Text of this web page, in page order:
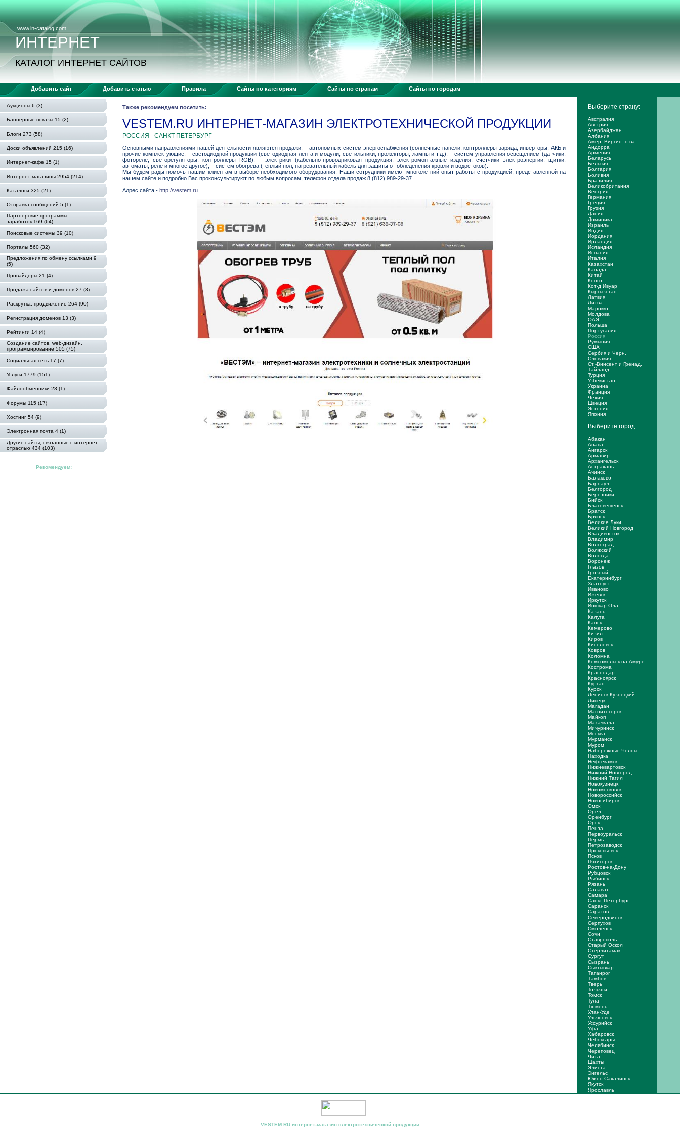
www.in-catalog.com
ИНТЕРНЕТ
КАТАЛОГ ИНТЕРНЕТ САЙТОВ
Добавить сайт Добавить статью Правила Сайты по категориям Сайты по странам Сайты по городам
Аукционы 6 (3)
Баннерные показы 15 (2)
Блоги 273 (58)
Доски объявлений 215 (16)
Интернет-кафе 15 (1)
Интернет-магазины 2954 (214)
Каталоги 325 (21)
Отправка сообщений 5 (1)
Партнерские программы,
заработок 169 (64)
Поисковые системы 39 (10)
Порталы 560 (32)
Предложения по обмену ссылками 9
(5)
Провайдеры 21 (4)
Продажа сайтов и доменов 27 (3)
Раскрутка, продвижение 264 (90)
Регистрация доменов 13 (3)
Рейтинги 14 (4)
Создание сайтов, web-дизайн,
программирование 505 (75)
Социальная сеть 17 (7)
Услуги 1779 (151)
Файлообменники 23 (1)
Форумы 115 (17)
Хостинг 54 (9)
Электронная почта 4 (1)
Другие сайты, связанные с интернет
отраслью 434 (103)
Рекомендуем:
Также рекомендуем посетить:
VESTEM.RU ИНТЕРНЕТ-МАГАЗИН ЭЛЕКТРОТЕХНИЧЕСКОЙ ПРОДУКЦИИ
РОССИЯ - САНКТ ПЕТЕРБУРГ
Основными направлениями нашей деятельности являются продажи: – автономных систем энергоснабжения (солнечные панели, контроллеры заряда, инверторы, АКБ и
прочие комплектующие; – светодиодной продукции (светодиодная лента и модули, светильники, прожекторы, лампы и т.д.); – систем управления освещением (датчики,
фотореле, светорегуляторы, контроллеры RGB); – электрики (кабельно-проводниковая продукция, электромонтажные изделия, счетчики электроэнергии, щитки,
автоматы, реле и многое другое); – систем обогрева (теплый пол, нагревательный кабель для защиты от обледенения кровли и водостоков).
Мы будем рады помочь нашим клиентам в выборе необходимого оборудования. Наши сотрудники имеют многолетний опыт работы с продукцией, представленной на
нашем сайте и подробно Вас проконсультируют по любым вопросам, телефон отдела продаж 8 (812) 989-29-37
Адрес сайта - http://vestem.ru
Выберите страну:
Австралия
Австрия
Азербайджан
Албания
Амер. Виргин. о-ва
Андорра
Армения
Беларусь
Бельгия
Болгария
Боливия
Бразилия
Великобритания
Венгрия
Германия
Греция
Грузия
Дания
Доминика
Израиль
Индия
Иордания
Ирландия
Исландия
Испания
Италия
Казахстан
Канада
Китай
Конго
Кот-д Ивуар
Кыргызстан
Латвия
Литва
Марокко
Молдова
ОАЭ
Польша
Португалия
Россия
Румыния
США
Сербия и Черн.
Словакия
Ст.-Винсент и Гренад.
Тайланд
Турция
Узбекистан
Украина
Франция
Чехия
Швеция
Эстония
Япония
Выберите город:
Абакан
Анапа
Ангарск
Армавир
Архангельск
Астрахань
Ачинск
Балаково
Барнаул
Белгород
Березники
Бийск
Благовещенск
Братск
Брянск
Великие Луки
Великий Новгород
Владивосток
Владимир
Волгоград
Волжский
Вологда
Воронеж
Глазов
Грозный
Екатеринбург
Златоуст
Иваново
Ижевск
Иркутск
Йошкар-Ола
Казань
Калуга
Канск
Кемерово
Кизил
Киров
Киселевск
Ковров
Коломна
Комсомольск-на-Амуре
Кострома
Краснодар
Красноярск
Курган
Курск
Ленинск-Кузнецкий
Липецк
Магадан
Магнитогорск
Майкоп
Махачкала
Мичуринск
Москва
Мурманск
Муром
Набережные Челны
Находка
Нефтекамск
Нижневартовск
Нижний Новгород
Нижний Тагил
Новокузнецк
Новомосковск
Новороссийск
Новосибирск
Омск
Орел
Оренбург
Орск
Пенза
Первоуральск
Пермь
Петрозаводск
Прокопьевск
Псков
Пятигорск
Ростов-на-Дону
Рубцовск
Рыбинск
Рязань
Салават
Самара
Санкт Петербург
Саранск
Саратов
Северодвинск
Серпухов
Смоленск
Сочи
Ставрополь
Старый Оскол
Стерлитамак
Сургут
Сызрань
Сыктывкар
Таганрог
Тамбов
Тверь
Тольяти
Томск
Тула
Тюмень
Улан-Уде
Ульяновск
Уссурийск
Уфа
Хабаровск
Чебоксары
Челябинск
Череповец
Чита
Шахты
Элиста
Энгельс
Южно-Сахалинск
Якутск
Ярослaвль
VESTEM.RU интернет-магазин электротехнической продукции